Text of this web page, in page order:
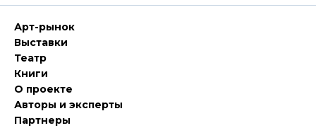
Арт-рынок
Выставки
Театр
Книги
О проекте
Авторы и эксперты
Партнеры